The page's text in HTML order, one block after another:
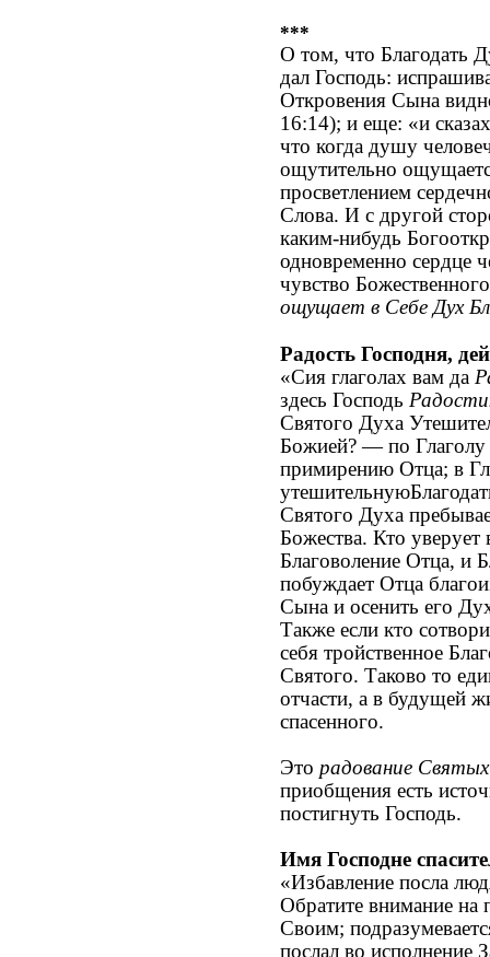
***
О том, что Благодать
дал Господь:
Откровения Сына
16:14); и еще: «и
что когда душу
ощутительно
просветлением
Слова. И с другой
каким-нибудь
одновременно сердце
чувство
ощущает в Себе Дух
Радость Господня,
«Сия глаголах вам да
здесь Господь
Святого Духа
Божией? — по Глаголу
примирению Отца; в
Святого Духа
Божества. Кто
Благоволение Отца, и
побуждает Отца
Сына и осенить его
Также если кто
себя тройственное
Святого. Таково то
отчасти, а в будущей
спасенного.
Это радование
приобщения есть
постигнуть Господь.
Имя Господне
«Избавление посла
Обратите внимание на
Своим;
послал во исполнение